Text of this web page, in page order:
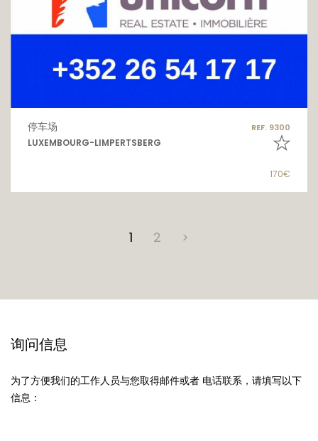
停车场 REF. 9300
LUXEMBOURG-LIMPERTSBERG
170€
1 2 >
询问信息
为了方便我们的工作人员与您取得邮件或者 电话联系，请填写以下
信息：